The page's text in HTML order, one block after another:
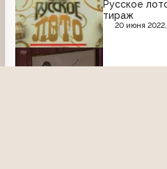
Русское
тираж
20 июня